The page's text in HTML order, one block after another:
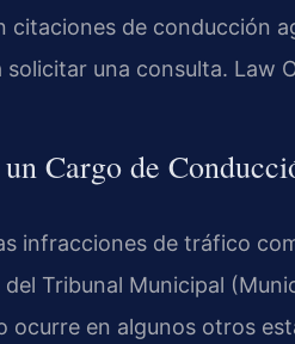
citaciones de conducción
una consulta. Law
Cargo de
infracciones de tráfico
Tribunal Municipal
ocurre en algunos otros